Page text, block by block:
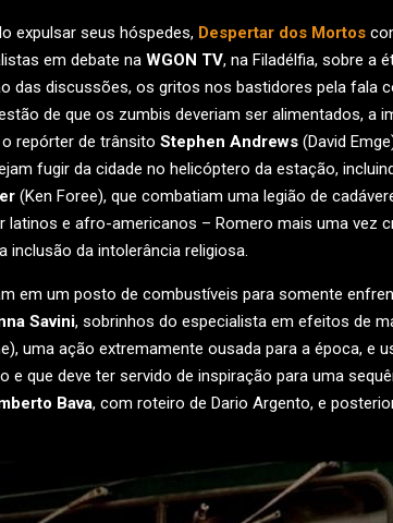
expulsar seus hóspedes, Despertar dos Mortos
em debate na WGON TV, na Filadélfia, sobre a
das discussões, os gritos nos bastidores pela fala
de que os zumbis deveriam ser alimentados, a
repórter de trânsito Stephen Andrews (David
fugir da cidade no helicóptero da estação,
(Ken Foree), que combatiam uma legião de
latinos e afro-americanos – Romero mais uma vez
inclusão da intolerância religiosa.
em um posto de combustíveis para somente
Savini, sobrinhos do especialista em efeitos de
uma ação extremamente ousada para a época, e
que deve ter servido de inspiração para uma
Bava, com roteiro de Dario Argento, e